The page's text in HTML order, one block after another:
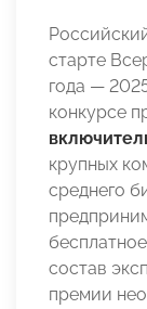
старте
года —
конкурсе
крупных
среднего
состав
премии